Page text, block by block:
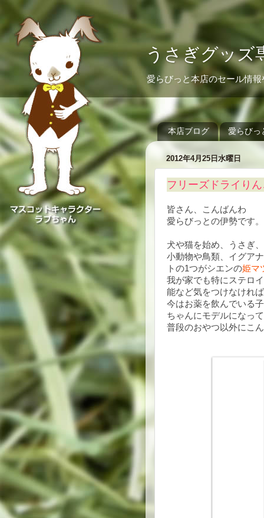
うさぎグッズ
愛らびっと本店のセール情
本店ブログ 愛らびっ
2012年4月25日水曜日
フリーズドライり
皆さん、こんばんわ
愛らびっとの伊勢です。
犬や猫を始め、うさぎ
小動物や鳥類、イグア
トの1つがシエンの姫マ
我が家でも特にステロ
能など気をつけなけれ
今はお薬を飲んでいる
ちゃんにモデルになっ
普段のおやつ以外にこ